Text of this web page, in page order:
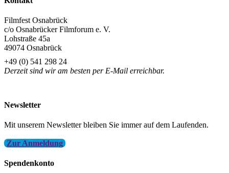
Filmfest Osnabrück
c/o Osnabrücker Filmforum e. V.
Lohstraße 45a
49074 Osnabrück
+49 (0) 541 298 24
Derzeit sind wir am besten per E-Mail erreichbar.
Newsletter
Mit unserem Newsletter bleiben Sie immer auf dem Laufenden.
Zur Anmeldung
Spendenkonto